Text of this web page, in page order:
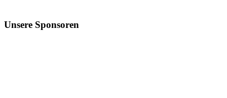
Unsere Sponsoren